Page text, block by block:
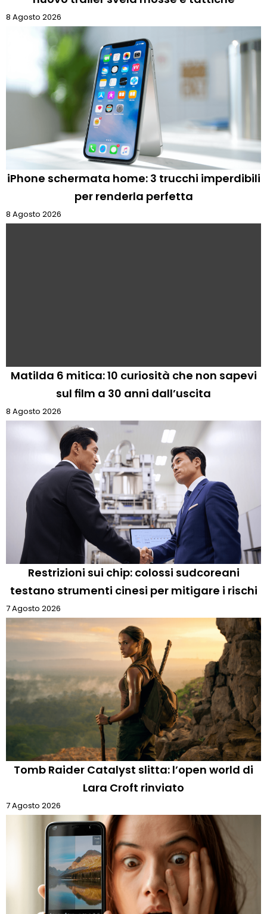
8 Agosto 2026
iPhone schermata home: 3 trucchi imperdibili
per renderla perfetta
8 Agosto 2026
Matilda 6 mitica: 10 curiosità che non sapevi
sul film a 30 anni dall’uscita
8 Agosto 2026
Restrizioni sui chip: colossi sudcoreani
testano strumenti cinesi per mitigare i rischi
7 Agosto 2026
Tomb Raider Catalyst slitta: l’open world di
Lara Croft rinviato
7 Agosto 2026